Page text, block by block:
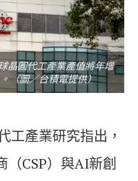
晶圓代工產業產值將年增
（圖／台積電提供）
工產業研究指出，
CSP）與AI新創